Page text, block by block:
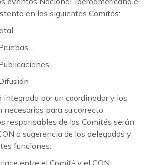
en los siguientes Comités:
integrado por un coordinador y los
necesarios para su correcto
responsables de los Comités serán
a sugerencia de los delegados y
funciones:
entre el Comité y el CON.